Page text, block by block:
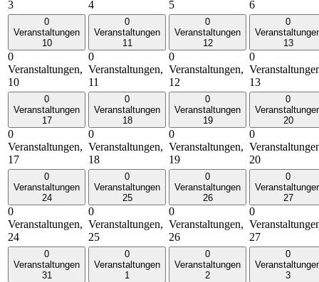
3
4
5
6
0
Veranstaltungen
10
0
Veranstaltungen,
10
0
Veranstaltungen
11
0
Veranstaltungen,
11
0
Veranstaltungen
12
0
Veranstaltungen,
12
0
13
0
13
0
Veranstaltungen
17
0
Veranstaltungen,
17
0
Veranstaltungen
18
0
Veranstaltungen,
18
0
Veranstaltungen
19
0
Veranstaltungen,
19
0
20
0
20
0
Veranstaltungen
24
0
Veranstaltungen,
24
0
Veranstaltungen
25
0
Veranstaltungen,
25
0
Veranstaltungen
26
0
Veranstaltungen,
26
0
27
0
27
0
Veranstaltungen
31
0
Veranstaltungen
1
0
Veranstaltungen
2
0
3